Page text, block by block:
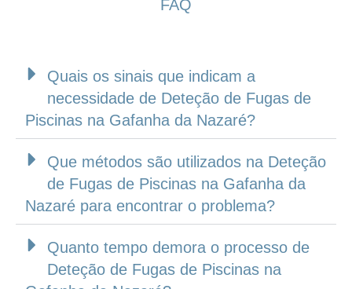
FAQ
Quais os sinais que indicam a
necessidade de Deteção de Fugas de
Piscinas na Gafanha da Nazaré?
Que métodos são utilizados na Deteção
de Fugas de Piscinas na Gafanha da
Nazaré para encontrar o problema?
Quanto tempo demora o processo de
Deteção de Fugas de Piscinas na